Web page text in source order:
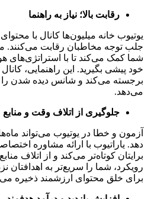
رقابت بالا؛ نیاز به راهنما
یوتیوب خانه میلیون‌ها کانال با
جلب توجه مخاطبان رقابت می‌کنند.
شما کمک می‌کند تا با استراتژی‌های
خود پیشی بگیرید. این راهنمایی،
برجسته می‌کند و شانس دیده شدن
می‌دهد.
جلوگیری از اتلاف وقت و منابع
آزمون و خطا در یوتیوب می‌تواند
دهد. یاراتیوب با ارائه مشاوره
برایتان کوتاه‌تر می‌کند و از اتلاف
رویکرد، شما را سریع‌تر به اهدافتان
برای خلق محتوای ارزشمند ذخیره